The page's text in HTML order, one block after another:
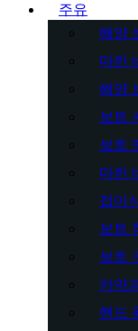
주유
해양
마린
해양
보트
보트
마린
접이
보트
보트
카약
핸드